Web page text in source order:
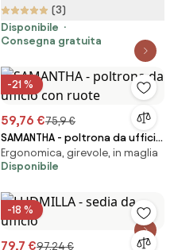
Black
(3)
Disponibile
Consegna gratuita
-21 %
59,76 €75,9 €
SAMANTHA - poltrona da ufficio
con ruote
Ergonomica, girevole, in maglia
Disponibile
-18 %
79,7 €97,24 €